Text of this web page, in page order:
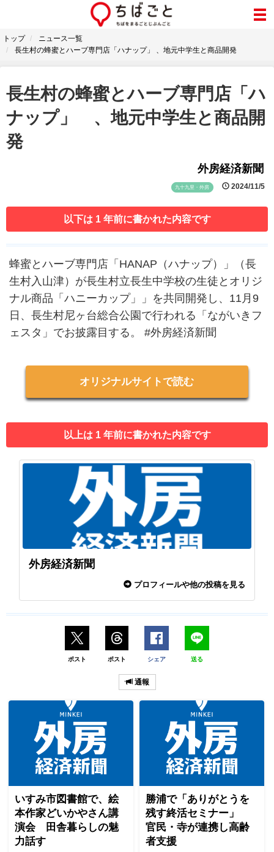
トップ
ニュース一覧
長生村の蜂蜜とハーブ専門店「ハナップ」 、地元中学生と商品開発
長生村の蜂蜜とハーブ専門店「ハ
ナップ」 、地元中学生と商品開
発
外房経済新聞
九十九里・外房 2024/11/5
以下は 1 年前に書かれた内容です
蜂蜜とハーブ専門店「HANAP（ハナップ）」（長
生村入山津）が長生村立長生中学校の生徒とオリジ
ナル商品「ハニーカップ」」を共同開発し、11月9
日、長生村尼ヶ台総合公園で行われる「ながいきフ
ェスタ」でお披露目する。 #外房経済新聞
オリジナルサイトで読む
以上は 1 年前に書かれた内容です
外房経済新聞
プロフィールや他の投稿を見る
ポスト ポスト シェア 送る
通報
いすみ市図書館で、絵
本作家どいかやさん講
演会 田舎暮らしの魅
力話す
勝浦で「ありがとうを
残す終活セミナー」
官民・寺が連携し高齢
者支援